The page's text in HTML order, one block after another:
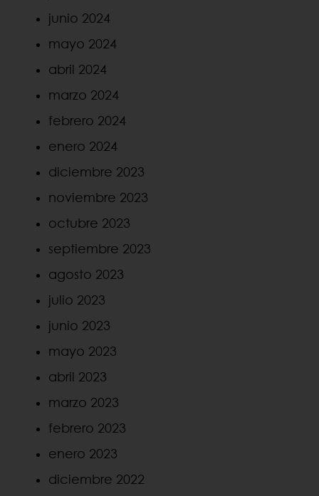
junio 2024
mayo 2024
abril 2024
marzo 2024
febrero 2024
enero 2024
diciembre 2023
noviembre 2023
octubre 2023
septiembre 2023
agosto 2023
julio 2023
junio 2023
mayo 2023
abril 2023
marzo 2023
febrero 2023
enero 2023
diciembre 2022